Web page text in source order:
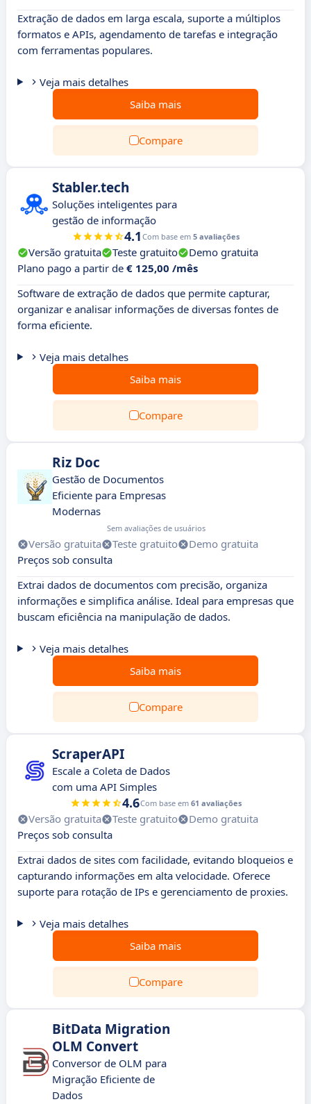
Extração de dados em larga escala, suporte a múltiplos
formatos e APIs, agendamento de tarefas e integração
com ferramentas populares.
Veja mais detalhes
Saiba mais
Compare
Stabler.tech
Soluções inteligentes para
gestão de informação
4.1 Com base em 5 avaliações
Versão gratuita Teste gratuito
Demo gratuita
Plano pago a partir de € 125,00 /mês
Software de extração de dados que permite capturar,
organizar e analisar informações de diversas fontes de
forma eficiente.
Veja mais detalhes
Saiba mais
Compare
Riz Doc
Gestão de Documentos
Eficiente para Empresas
Modernas
Sem avaliações de usuários
Versão gratuita Teste gratuito
Demo gratuita
Preços sob consulta
Extrai dados de documentos com precisão, organiza
informações e simplifica análise. Ideal para empresas que
buscam eficiência na manipulação de dados.
Veja mais detalhes
Saiba mais
Compare
ScraperAPI
Escale a Coleta de Dados
com uma API Simples
4.6Com base em 61 avaliações
Versão gratuita Teste gratuito
Demo gratuita
Preços sob consulta
Extrai dados de sites com facilidade, evitando bloqueios e
capturando informações em alta velocidade. Oferece
suporte para rotação de IPs e gerenciamento de proxies.
Veja mais detalhes
Saiba mais
Compare
BitData Migration
OLM Convert
Conversor de OLM para
Migração Eficiente de
Dados